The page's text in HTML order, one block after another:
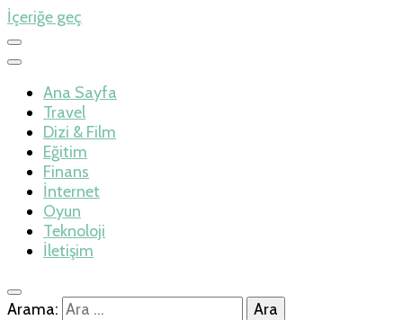
İçeriğe geç
Ana Sayfa
Travel
Dizi & Film
Eğitim
Finans
İnternet
Oyun
Teknoloji
İletişim
Arama: